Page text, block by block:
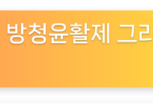
ㅣ
인
상
청윤활제 그리